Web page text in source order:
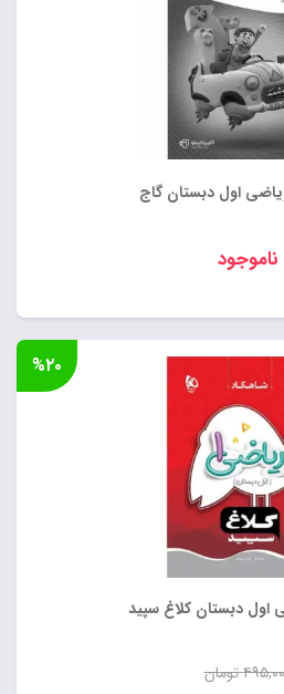
اول دبستان گاج
ناموجود
اول دبستان کلاغ سپید
تومان
%۲۰